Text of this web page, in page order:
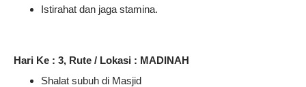
Istirahat dan jaga stamina.
Hari Ke : 3, Rute / Lokasi : MADINAH
Shalat subuh di Masjid